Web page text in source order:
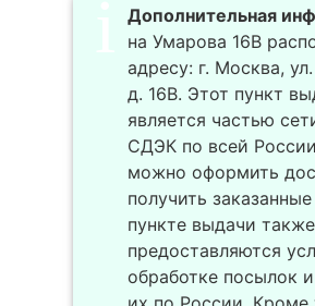
Дополнительная
на Умарова 16В
адресу: г. Москва,
д. 16В. Этот пункт
является частью
СДЭК по всей
можно оформить
получить
пункте выдачи также
предоставляются
обработке посылок